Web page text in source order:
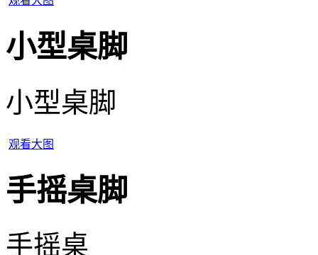
小型桌脚
小型桌脚
观看大图
手摇桌脚
手摇桌